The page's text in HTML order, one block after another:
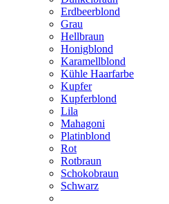
Erdbeerblond
Grau
Hellbraun
Honigblond
Karamellblond
Kühle Haarfarbe
Kupfer
Kupferblond
Lila
Mahagoni
Platinblond
Rot
Rotbraun
Schokobraun
Schwarz